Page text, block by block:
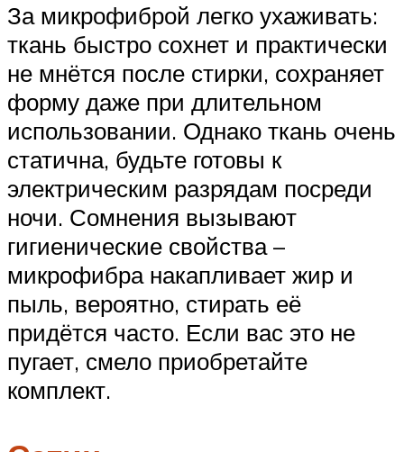
За микрофиброй легко ухаживать:
ткань быстро сохнет и практически
не мнётся после стирки, сохраняет
форму даже при длительном
использовании. Однако ткань очень
статична, будьте готовы к
электрическим разрядам посреди
ночи. Сомнения вызывают
гигиенические свойства –
микрофибра накапливает жир и
пыль, вероятно, стирать её
придётся часто. Если вас это не
пугает, смело приобретайте
комплект.